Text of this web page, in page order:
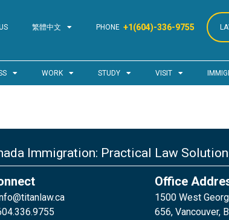
繁體中文 PHONE +1(604)-336-9755
WORK STUDY VISIT
Immigration: Practical Law
Office
1500 West
656, Vancouver,